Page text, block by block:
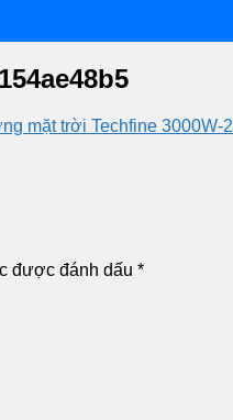
mặt trời Techfine 3000W-
được đánh dấu *